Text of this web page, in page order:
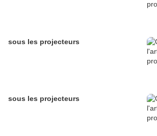
sous les projecteurs
sous les projecteurs